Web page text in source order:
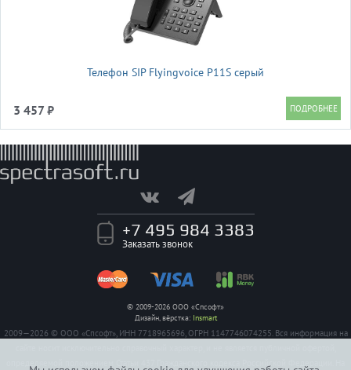
Телефон SIP Flyingvoice P11S серый
3 457 ₽
+7 495 984 3383
Заказать звонок
© 2009-2026 ООО «Спсофт»
Дизайн, вёрстка: Insmart
2009—2026 © ООО «Спсофт», ИНН 7718965696, ОГРН 1147746074255. Вся информация на
определяемой положением Статьи 437 Гражданского кодекса Российской Федерации. На